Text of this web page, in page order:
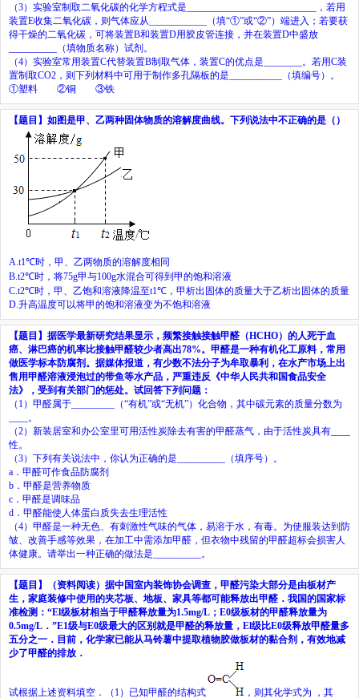
（3）实验室制取二氧化碳的化学方程式是
，若用
装置E收集二氧化碳，则气体应从
（填“①”或“②”）端进入；若要获
得干燥的二氧化碳，可将装置B和装置D用胶皮管连接，并在装置D中盛放
（填物质名称）试剂。
（4）实验室常用装置C代替装置B制取气体，装置C的优点是 。若用C装
置制取CO2 ，则下列材料中可用于制作多孔隔板的是
（填编号）。
①塑料 ②铜 ③铁
【题目】 如图是甲、乙两种固体物质的溶解度曲线。下列说法中不正确的是（）
A. t1℃时，甲、乙两物质的溶解度相同
B. t2℃时，将75g甲与100g水混合可得到甲的饱和溶液
C. t2℃时，甲、乙饱和溶液降温至t1℃ ，甲析出固体的质量大于乙析出固体的质量
D. 升高温度可以将甲的饱和溶液变为不饱和溶液
【题目】 据医学最新研究结果显示，频繁接触接触甲醛（HCHO）的人死于血
癌、淋巴癌的机率比接触甲醛较少者高出78%。甲醛是一种有机化工原料，常用
做医学标本防腐剂。据媒体报道，有少数不法分子为牟取暴利，在水产市场上出
售用甲醛溶液浸泡过的带鱼等水产品，严重违反《中华人民共和国食品安全
法》，受到有关部门的惩处。试回答下列问题：
（ 1 ）甲醛属于
（“有机”或“无机”）化合物，其中碳元素的质量分数为
。
（2）新装居室和办公室里可用活性炭除去有害的甲醛蒸气，由于活性炭具有
性。
（3）下列有关说法中，你认为正确的是
（填序号）。
a ．甲醛可作食品防腐剂
b ．甲醛是营养物质
c ．甲醛是调味品
d ．甲醛能使人体蛋白质失去生理活性
（4）甲醛是一种无色、有刺激性气味的气体，易溶于水，有毒。为使服装达到防
皱、改善手感等效果，在加工中需添加甲醛，但衣物中残留的甲醛超标会损害人
体健康。请举出一种正确的做法是
。
【题目】
（资料阅读）据中国室内装饰协会调查，甲醛污染大部分是由板材产
生，家庭装修中使用的夹芯板、地板、家具等都可能释放出甲醛．我国的国家标
准检测：“El级板材相当于甲醛释放量为1.5mg/L；E0级板材的甲醛释放量为
0.5mg/L．”E1级与E0级最大的区别就是甲醛的释放量，El级比E0级释放甲醛量多
五分之一．目前，化学家已能从马铃薯中提取植物胶做板材的黏合剂，有效地减
少了甲醛的排放．
试根据上述资料填空．（1）已知甲醛的结构式 ，则其化学式为 ，其